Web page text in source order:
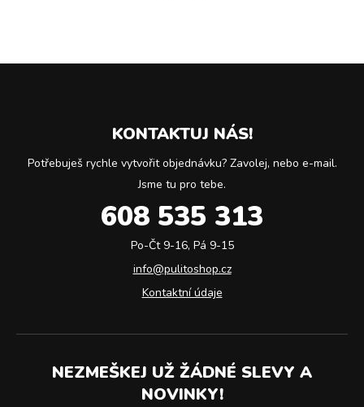
KONTAKTUJ NÁS!
Potřebuješ rychle vytvořit objednávku? Zavolej, nebo e-mail.
Jsme tu pro tebe.
608 535 313
Po-Čt 9-16, Pá 9-15
info@pulitoshop.cz
Kontaktní údaje
NEZMEŠKEJ UŽ ŽÁDNÉ SLEVY A
NOVINKY!